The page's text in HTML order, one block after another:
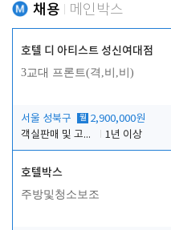
채용 메인박스
호텔 디 아티스트 성신여대점
3교대 프론트(격,비,비)
서울 성북구 월 2,900,000원
객실판매 및 고객응대
1년 이상
호텔박스
주방및청소보조